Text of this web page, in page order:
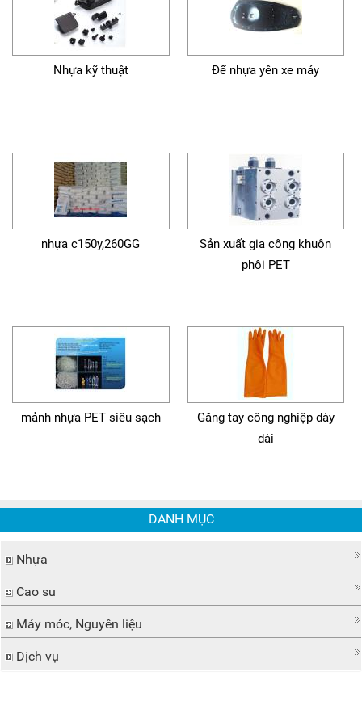
Nhựa kỹ thuật Đế nhựa yên xe máy
nhựa c150y,260GG
Sản xuất gia công khuôn
phôi PET
mảnh nhựa PET siêu sạch
Găng tay công nghiệp dày
dài
DANH MỤC
Nhựa
Cao su
Máy móc, Nguyên liệu
Dịch vụ